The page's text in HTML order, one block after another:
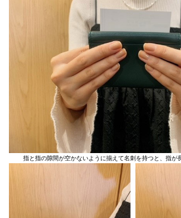
指と指の隙間が空かないように揃えて名刺を持つと、指が